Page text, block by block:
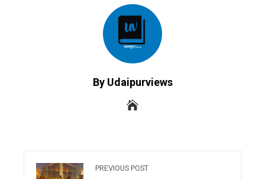
By Udaipurviews
PREVIOUS POST